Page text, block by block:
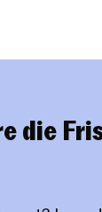
die